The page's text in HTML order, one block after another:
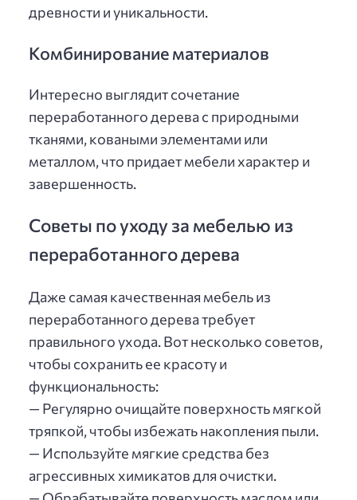
древности и уникальности.
Комбинирование материалов
Интересно выглядит сочетание
переработанного дерева с природными
тканями, коваными элементами или
металлом, что придает мебели характер и
завершенность.
Советы по уходу за мебелью из
переработанного дерева
Даже самая качественная мебель из
переработанного дерева требует
правильного ухода. Вот несколько советов,
чтобы сохранить ее красоту и
функциональность:
— Регулярно очищайте поверхность мягкой
тряпкой, чтобы избежать накопления пыли.
— Используйте мягкие средства без
агрессивных химикатов для очистки.